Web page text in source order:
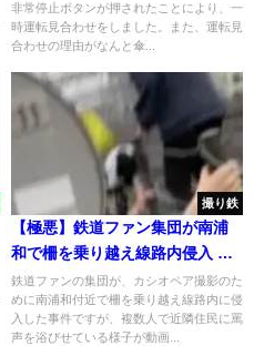
非常停止ボタンが押されたことにより、一
時運転見合わせをしました。また、運転見
合わせの理由がなんと傘...
撮り鉄
【極悪】鉄道ファン集団が南浦
和で柵を乗り越え線路内侵入 目
撃していた近隣住民に危害も ｢出
てこいゴラァ!｣｢死ねやゴラァ!｣
と脅迫
鉄道ファンの集団が、カシオペア撮影のた
めに南浦和付近で柵を乗り越え線路内に侵
入した事件ですが、複数人で近隣住民に罵
声を浴びせている様子が動画...